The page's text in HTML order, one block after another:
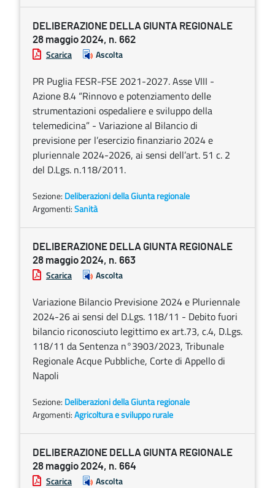
DELIBERAZIONE DELLA GIUNTA REGIONALE
28 maggio 2024, n. 662
Scarica Ascolta
PR Puglia FESR-FSE 2021-2027. Asse VIII -
Azione 8.4 “Rinnovo e potenziamento delle
strumentazioni ospedaliere e sviluppo della
telemedicina” - Variazione al Bilancio di
previsione per l’esercizio finanziario 2024 e
pluriennale 2024-2026, ai sensi dell’art. 51 c. 2
del D.Lgs. n.118/2011.
Sezione: Deliberazioni della Giunta regionale
Argomenti:Sanità
DELIBERAZIONE DELLA GIUNTA REGIONALE
28 maggio 2024, n. 663
Scarica Ascolta
Variazione Bilancio Previsione 2024 e Pluriennale
2024-26 ai sensi del D.Lgs. 118/11 - Debito fuori
bilancio riconosciuto legittimo ex art.73, c.4, D.Lgs.
118/11 da Sentenza n°3903/2023, Tribunale
Regionale Acque Pubbliche, Corte di Appello di
Napoli
Sezione: Deliberazioni della Giunta regionale
Argomenti:Agricoltura e sviluppo rurale
DELIBERAZIONE DELLA GIUNTA REGIONALE
28 maggio 2024, n. 664
Scarica Ascolta